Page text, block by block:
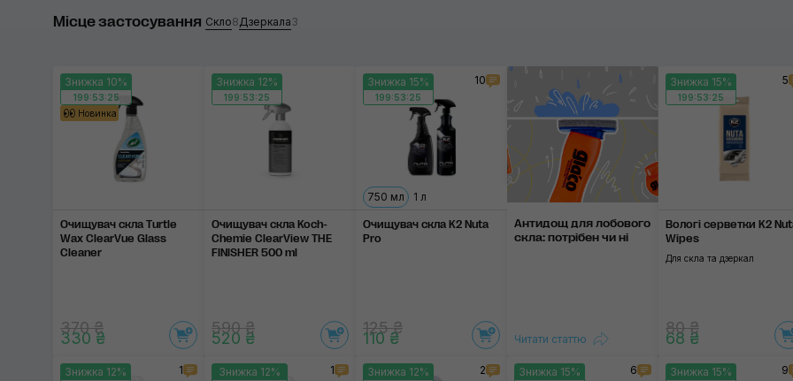
Спиртовий
Безаміачний
Застосувати
Koch-Chemie
RUPES
SOFT99
Застосувати
Місце застосування Скло8Дзеркала3
Знижка 10%
199:53:24
Новинка
Очищувач скла Turtle
Wax ClearVue Glass
Cleaner
370 ₴
330 ₴
Знижка 12%
199:53:24
Очищувач скла Koch-
Chemie ClearView THE
FINISHER 500 ml
590 ₴
520 ₴
Знижка 15%
199:53:24
10
750 мл 1 л
Очищувач скла K2 Nuta
Pro
125 ₴
110 ₴
Антидощ для лобово­го
скла: по­трі­бен чи ні
Читати статтю
Знижка 15%
199:53:24
5
Вологі серветки K2
Wipes
Для скла та дзеркал
80 ₴
68 ₴
Знижка 12% 1 Знижка 12% 1 Знижка 12% 2 Знижка 15% 6 Знижка 15% 9